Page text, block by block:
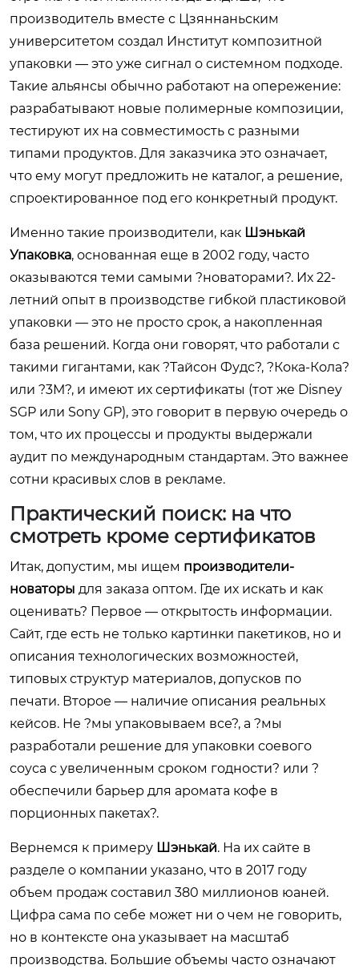
производитель вместе с Цзяннаньским
университетом создал Институт композитной
упаковки — это уже сигнал о системном подходе.
Такие альянсы обычно работают на опережение:
разрабатывают новые полимерные композиции,
тестируют их на совместимость с разными
типами продуктов. Для заказчика это означает,
что ему могут предложить не каталог, а решение,
спроектированное под его конкретный продукт.
Именно такие производители, как Шэнькай
Упаковка, основанная еще в 2002 году, часто
оказываются теми самыми ?новаторами?. Их 22-
летний опыт в производстве гибкой пластиковой
упаковки — это не просто срок, а накопленная
база решений. Когда они говорят, что работали с
такими гигантами, как ?Тайсон Фудс?, ?Кока-Кола?
или ?3М?, и имеют их сертификаты (тот же Disney
SGP или Sony GP), это говорит в первую очередь о
том, что их процессы и продукты выдержали
аудит по международным стандартам. Это важнее
сотни красивых слов в рекламе.
Практический поиск: на что
смотреть кроме сертификатов
Итак, допустим, мы ищем производители-
новаторы для заказа оптом. Где их искать и как
оценивать? Первое — открытость информации.
Сайт, где есть не только картинки пакетиков, но и
описания технологических возможностей,
типовых структур материалов, допусков по
печати. Второе — наличие описания реальных
кейсов. Не ?мы упаковываем все?, а ?мы
разработали решение для упаковки соевого
соуса с увеличенным сроком годности? или ?
обеспечили барьер для аромата кофе в
порционных пакетах?.
Вернемся к примеру Шэнькай. На их сайте в
разделе о компании указано, что в 2017 году
объем продаж составил 380 миллионов юаней.
Цифра сама по себе может ни о чем не говорить,
но в контексте она указывает на масштаб
производства. Большие объемы часто означают